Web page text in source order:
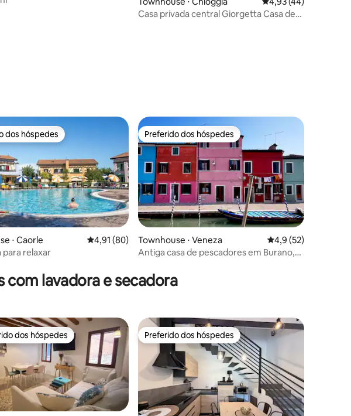
de 5, 29 avaliações
Casa privada central Giorgetta Casa de
de 5, 96 avaliações
dos hóspedes
dos hóspedes
⋅ Caorle 4,91 de uma avaliação média de 5, 80 avaliações
4,91 (80)
para relaxar
Preferido dos hóspedes
Preferido dos hóspedes
Townhouse ⋅ Veneza 4,9 de uma
4,9 (52)
Antiga casa de pescadores em Burano,
lavadora e secadora
melhores preferidos dos hóspedes
dos hóspedes Preferido dos hóspedes
Preferido dos hóspedes